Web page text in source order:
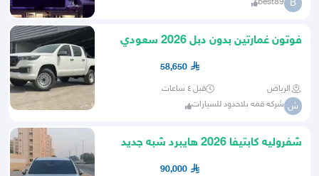
B
فوتون غمارتين بدون دبل 2026 سعودي
58,650
الرياض قبل ٤ ساعات
ش شركه قمه بلاحدود للسيارات
شفروليه كابتيفا 2026 هايبرد شبه جديد
90,000